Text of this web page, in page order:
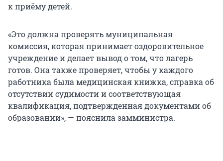
к приёму детей.
«Это должна проверять муниципальная
комиссия, которая принимает оздоровительное
учреждение и делает вывод о том, что лагерь
готов. Она также проверяет, чтобы у каждого
работника была медицинская книжка, справка об
отсутствии судимости и соответствующая
квалификация, подтвержденная документами об
образовании», — пояснила замминистра.